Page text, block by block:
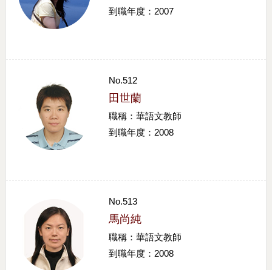
到職年度：2007
No.512
田世蘭
職稱：華語文教師
到職年度：2008
No.513
馬尚純
職稱：華語文教師
到職年度：2008